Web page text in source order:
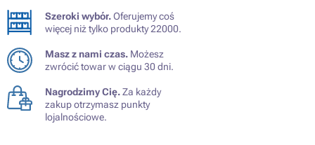
Szeroki wybór.Oferujemy coś
więcej niż tylko produkty 22000.
Masz z nami czas. Możesz
zwrócić towar w ciągu 30 dni.
Nagrodzimy Cię.Za każdy
zakup otrzymasz punkty
lojalnościowe.